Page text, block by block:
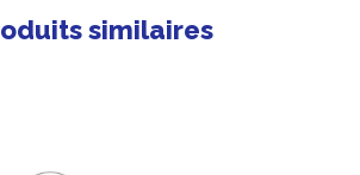
similaires